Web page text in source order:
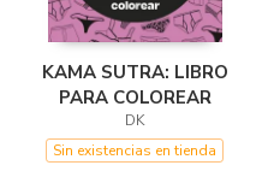
KAMA SUTRA: LIBRO
PARA COLOREAR
DK
Sin existencias en tienda